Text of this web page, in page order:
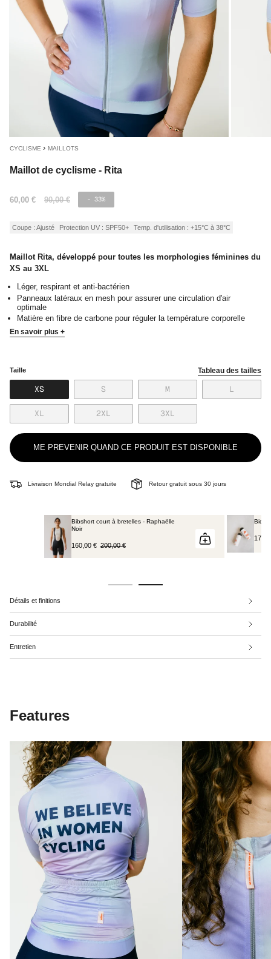
CYCLISME › MAILLOTS
Maillot de cyclisme - Rita
Prix
60,00 €
Prix
90,00 € - 33%
Coupe : Ajusté Protection UV : SPF50+ Temp. d'utilisation : +15°C à 38°C
Maillot Rita, développé pour toutes les morphologies féminines du
XS au 3XL
Léger, respirant et anti-bactérien
Panneaux latéraux en mesh pour assurer une circulation d'air
optimale
Matière en fibre de carbone pour réguler la température corporelle
En savoir plus +
Taille Tableau des tailles
XSVARIANTE
ÉPUISÉE
S
ÉPUISÉE
OU
NON
M
ÉPUISÉE
OU
NON
L
ÉPUISÉE
XL
ÉPUISÉE
OU
NON
2XL
ÉPUISÉE
OU
NON
3XL
ÉPUISÉE
OU
NON
ME PREVENIR QUAND CE PRODUIT EST DISPONIBLE
Livraison Mondial Relay gratuite Retour gratuit sous 30 jours
Bibshort court à bretelles - Raphaëlle
Noir
160,00 € 200,00 €
Détails et finitions
Durabilité
Entretien
Features